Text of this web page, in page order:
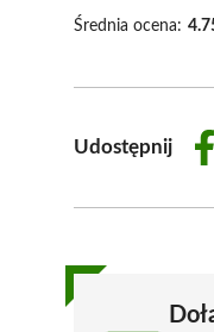
Średnia ocena:
Udostępnij